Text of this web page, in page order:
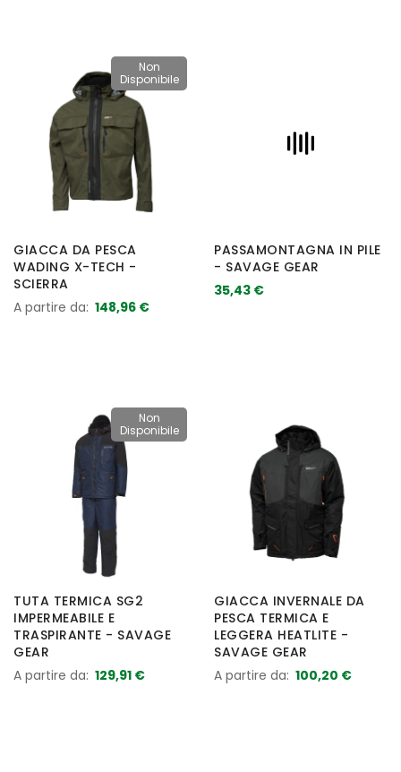
Non
Disponibile
GIACCA DA PESCA
WADING X-TECH -
SCIERRA
A partire da 148,96 €
PASSAMONTAGNA IN PILE
- SAVAGE GEAR
35,43 €
Non
Disponibile
TUTA TERMICA SG2
IMPERMEABILE E
TRASPIRANTE - SAVAGE
GEAR
A partire da 129,91 €
GIACCA INVERNALE DA
PESCA TERMICA E
LEGGERA HEATLITE -
SAVAGE GEAR
A partire da 100,20 €